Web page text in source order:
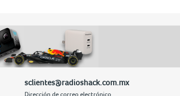
sclientes@radioshack.com.mx
Dirección de correo electrónico